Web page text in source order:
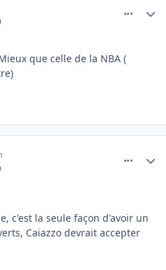
que celle de la NBA (
c'est la seule façon d'avoir un
Caiazzo devrait accepter